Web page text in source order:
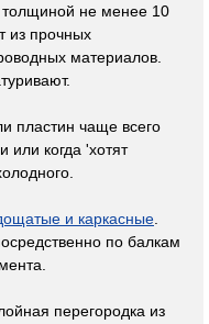
не менее 10
из прочных
материалов.
пластин чаще всего
или когда 'хотят
и каркасные
по балкам
перегородка из